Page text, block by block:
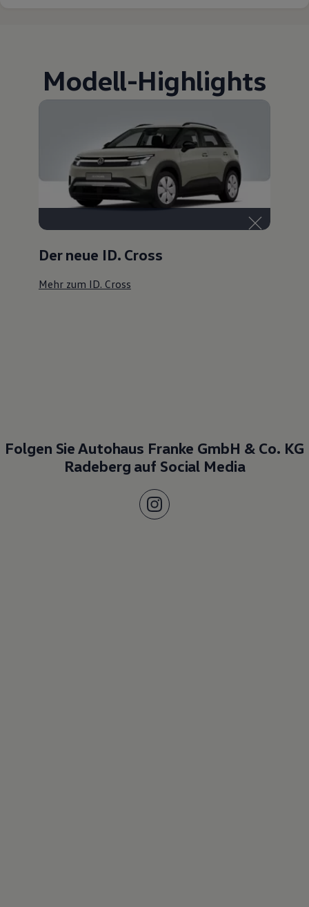
Modell-Highlights
Der neue ID. Cross
Mehr zum ID. Cross
Folgen Sie Autohaus Franke GmbH & Co. KG
Radeberg auf Social Media